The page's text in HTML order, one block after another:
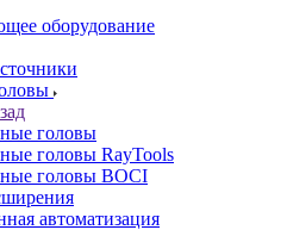
оборудование
головы
головы RayTools
головы BOCI
автоматизация